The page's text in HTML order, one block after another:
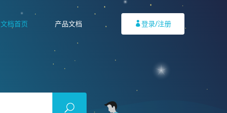
文档首页 产品文档 登录/注册